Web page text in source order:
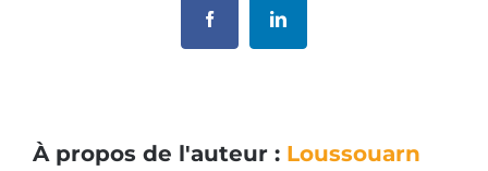
FacebookLinkedIn
À propos de l'auteur : Loussouarn